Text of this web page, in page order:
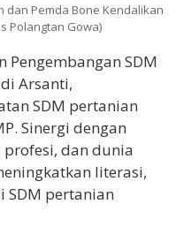
dan Pemda Bone Kendalikan
Polangtan Gowa)
Pengembangan SDM
Arsanti,
SDM pertanian
Sinergi dengan
dan dunia
literasi,
SDM pertanian